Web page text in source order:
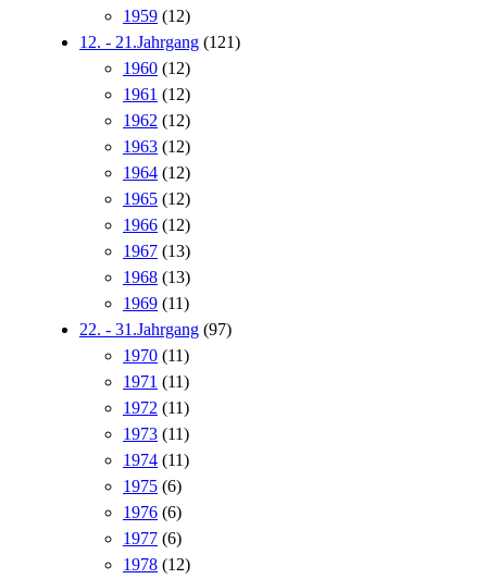
1959 (12)
12. - 21.Jahrgang (121)
1960 (12)
1961 (12)
1962 (12)
1963 (12)
1964 (12)
1965 (12)
1966 (12)
1967 (13)
1968 (13)
1969 (11)
22. - 31.Jahrgang (97)
1970 (11)
1971 (11)
1972 (11)
1973 (11)
1974 (11)
1975 (6)
1976 (6)
1977 (6)
1978 (12)